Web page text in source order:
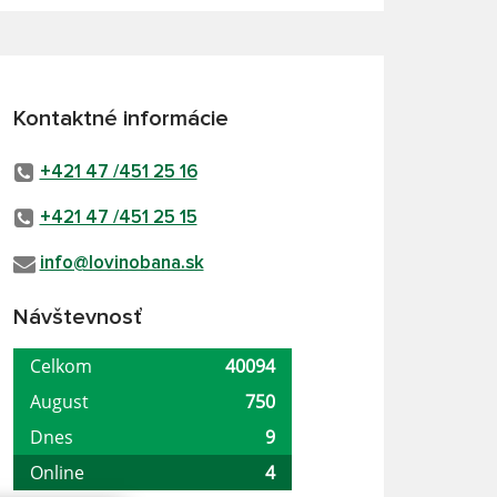
Kontaktné informácie
+421 47 /451 25 16
+421 47 /451 25 15
info@lovinobana.sk
Návštevnosť